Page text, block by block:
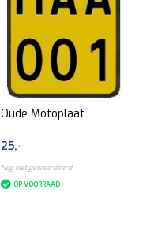
Oude Motoplaat
25,-
Nog niet gewaardeerd
OP VOORRAAD